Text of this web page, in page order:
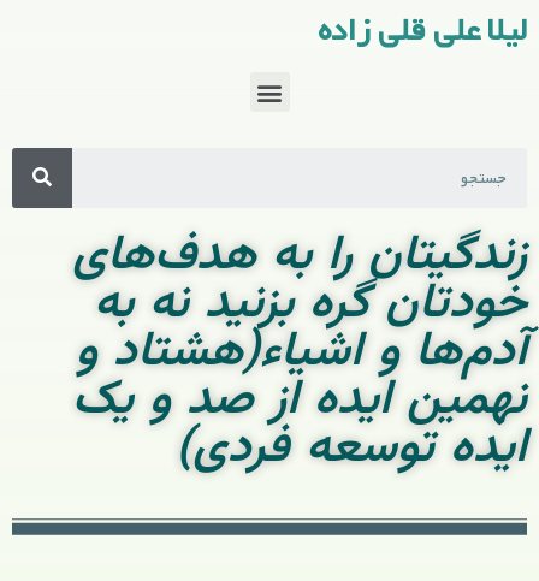
لیلا علی قلی زاده
زندگیتان را به هدف‌های
خودتان گره بزنید نه به
آدم‌ها و اشیاء(هشتاد و
نهمین ایده از صد و یک
ایده توسعه فردی)